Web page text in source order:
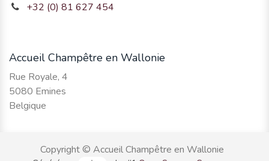
+32 (0) 81 627 454
Accueil Champêtre en Wallonie
Rue Royale, 4
5080 Emines
Belgique
Copyright © Accueil Champêtre en Wallonie